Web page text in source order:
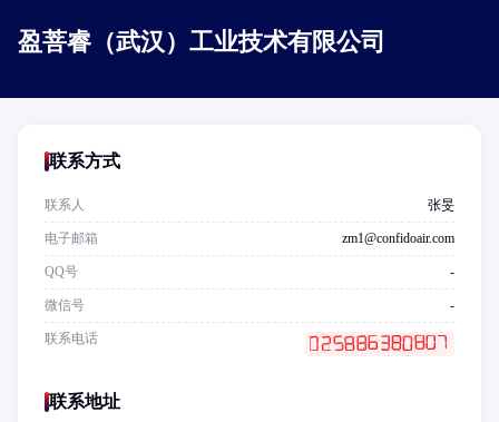
盈菩睿（武汉）工业技术有限公司
联系方式
联系人 张旻
电子邮箱 zm1@confidoair.com
QQ号 -
微信号 -
联系电话
联系地址